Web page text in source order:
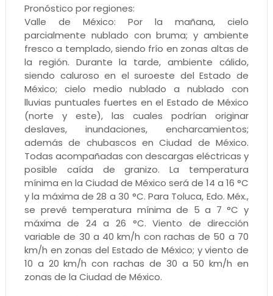
Pronóstico por regiones:
Valle de México: Por la mañana, cielo
parcialmente nublado con bruma; y ambiente
fresco a templado, siendo frío en zonas altas de
la región. Durante la tarde, ambiente cálido,
siendo caluroso en el suroeste del Estado de
México; cielo medio nublado a nublado con
lluvias puntuales fuertes en el Estado de México
(norte y este), las cuales podrían originar
deslaves, inundaciones, encharcamientos;
además de chubascos en Ciudad de México.
Todas acompañadas con descargas eléctricas y
posible caída de granizo. La temperatura
mínima en la Ciudad de México será de 14 a 16 °C
y la máxima de 28 a 30 °C. Para Toluca, Edo. Méx.,
se prevé temperatura mínima de 5 a 7 °C y
máxima de 24 a 26 °C. Viento de dirección
variable de 30 a 40 km/h con rachas de 50 a 70
km/h en zonas del Estado de México; y viento de
10 a 20 km/h con rachas de 30 a 50 km/h en
zonas de la Ciudad de México.